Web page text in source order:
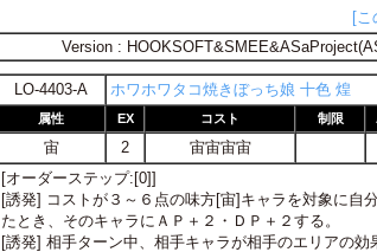
[こ
Version :
LO-4403-A ホワホワタコ焼きぼっち娘 十色 煌
属性 EX コスト 制限
宙 2 宙宙宙宙
[オーダーステップ:[0]]
[誘発] コストが３～６点の味方[宙]キャラを対象に自
たとき、そのキャラにＡＰ＋２・ＤＰ＋２する。
[誘発] 相手ターン中、相手キャラが相手のエリアの